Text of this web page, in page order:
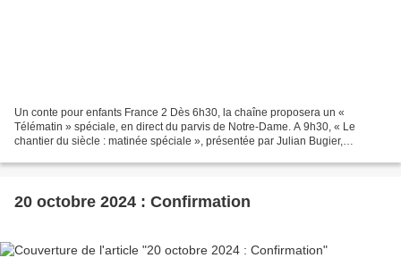
Un conte pour enfants France 2 Dès 6h30, la chaîne proposera un «
Télématin » spéciale, en direct du parvis de Notre-Dame. A 9h30, « Le
chantier du siècle : matinée spéciale », présentée par Julian Bugier,
20 octobre 2024 : Confirmation